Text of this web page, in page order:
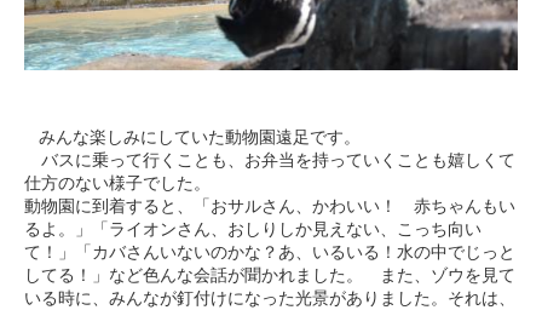
みんな楽しみにしていた動物園遠足です。
バスに乗って行くことも、お弁当を持っていくことも嬉しくて
仕方のない様子でした。
動物園に到着すると、「おサルさん、かわいい！ 赤ちゃんもい
るよ。」「ライオンさん、おしりしか見えない、こっち向い
て！」「カバさんいないのかな？あ、いるいる！水の中でじっと
してる！」など色んな会話が聞かれました。 また、ゾウを見て
いる時に、みんなが釘付けになった光景がありました。それは、